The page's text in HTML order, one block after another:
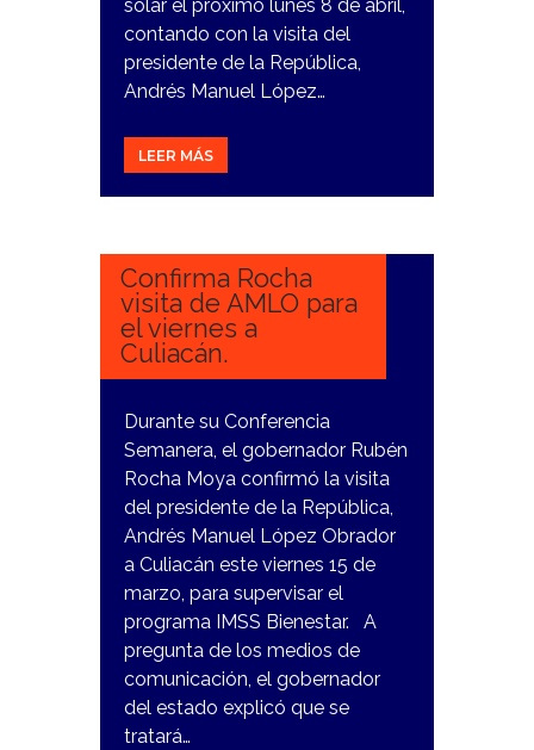
solar el próximo lunes 8 de abril,
contando con la visita del
presidente de la República,
Andrés Manuel López…
LEER MÁS
12
Confirma Rocha
visita de AMLO para
el viernes a
Culiacán.
Durante su Conferencia
Semanera, el gobernador Rubén
Rocha Moya confirmó la visita
del presidente de la República,
Andrés Manuel López Obrador
a Culiacán este viernes 15 de
marzo, para supervisar el
programa IMSS Bienestar. A
pregunta de los medios de
comunicación, el gobernador
del estado explicó que se
tratará…